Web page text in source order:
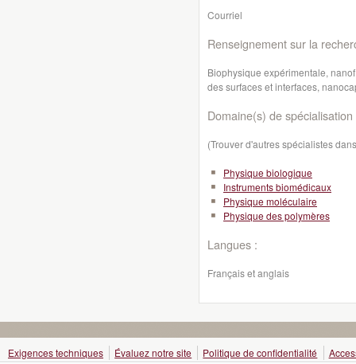
Courriel
Renseignement sur la
Biophysique expérimentale, n
des surfaces et interfaces,
Domaine(s) de spécialisation
(Trouver d'autres spécialistes
Physique biologique
Instruments biomédicaux
Physique moléculaire
Physique des polymères
Langues :
Français et anglais
Exigences techniques Évaluez notre site Politique de confidentialité